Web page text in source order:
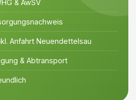
& AwSV
Anfahrt Neuendettelsau
& Abtransport